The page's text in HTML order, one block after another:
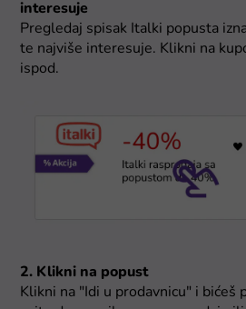
interesuje
Pregledaj spisak Italki popusta
te najviše interesuje. Klikni na
ispod.
2. Klikni na popust
Klikni na "Idi u prodavnicu" i bićeš